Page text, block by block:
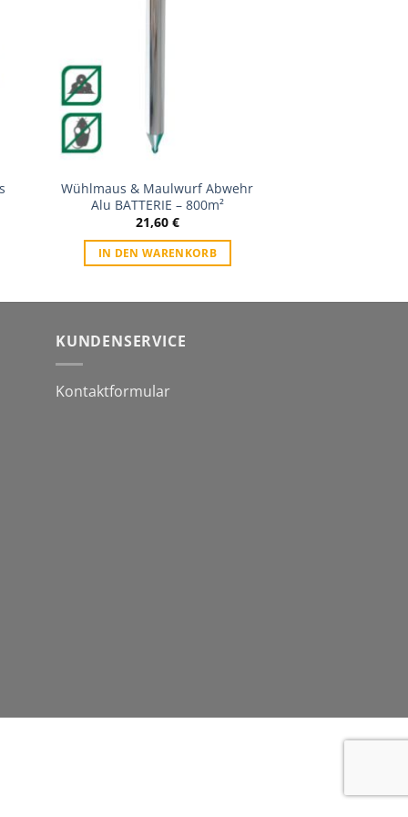
Wühlmaus & Maulwurf Abwehr
Alu BATTERIE – 800m²
21,60 €
IN DEN WARENKORB
KUNDENSERVICE
Kontaktformular